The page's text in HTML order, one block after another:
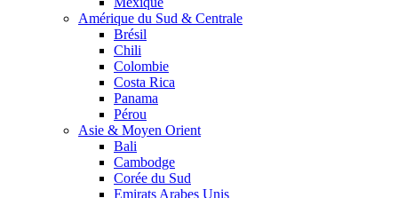
Amérique du Sud & Centrale
Brésil
Chili
Colombie
Costa Rica
Panama
Pérou
Asie & Moyen Orient
Bali
Cambodge
Corée du Sud
Emirats Arabes Unis